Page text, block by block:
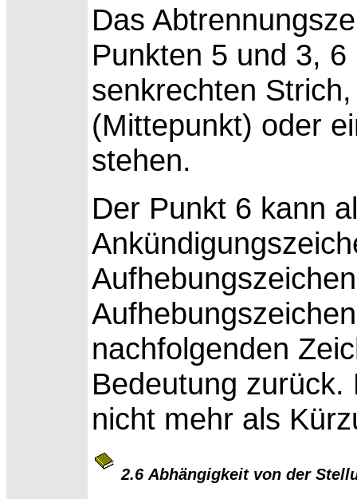
Das
Punkten 5 und 3,
senkrechten
(Mittepunkt) oder
stehen.
Der Punkt 6 kann
nachfolgenden
Bedeutung zurück.
nicht mehr als
2.6 Abhängigkeit von der